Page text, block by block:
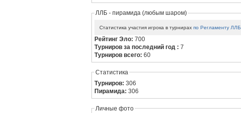
ЛЛБ - пирамида (любым шаром)
Статистика участия игрока в турнирахпо Регламенту ЛЛБ
Рейтинг Эло:700
Турниров за последний год :7
Турниров всего:60
Статистика
Турниров:306
Пирамида:306
Личные фото